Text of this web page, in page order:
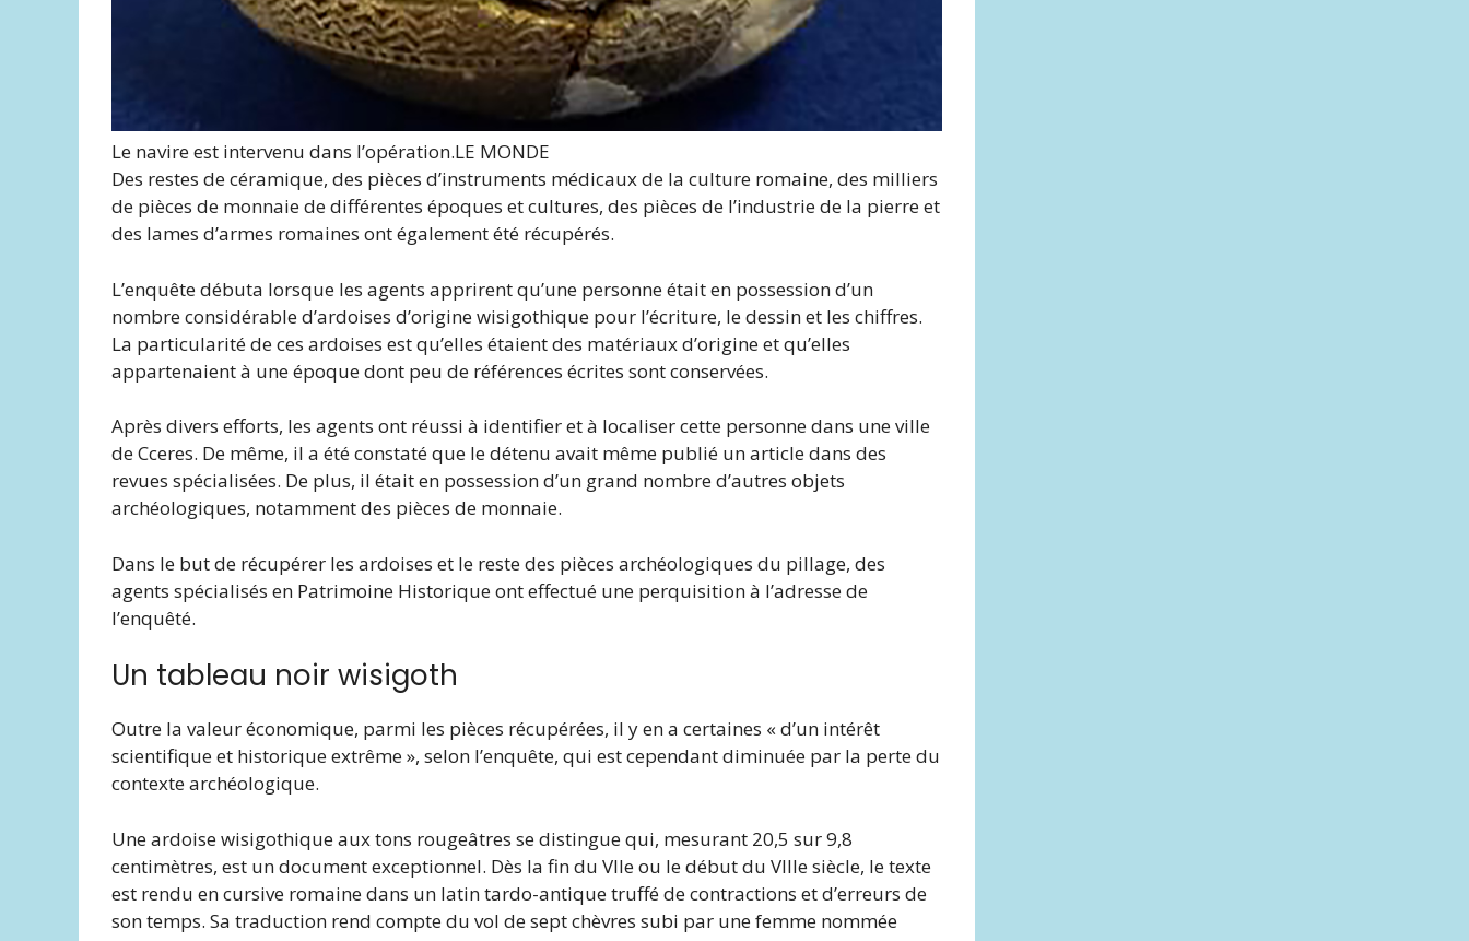
Le navire est intervenu dans l’opération.LE MONDE
Des restes de céramique, des pièces d’instruments médicaux de la culture romaine, des milliers
de pièces de monnaie de différentes époques et cultures, des pièces de l’industrie de la pierre et
des lames d’armes romaines ont également été récupérés.
L’enquête débuta lorsque les agents apprirent qu’une personne était en possession d’un
nombre considérable d’ardoises d’origine wisigothique pour l’écriture, le dessin et les chiffres.
La particularité de ces ardoises est qu’elles étaient des matériaux d’origine et qu’elles
appartenaient à une époque dont peu de références écrites sont conservées.
Après divers efforts, les agents ont réussi à identifier et à localiser cette personne dans une ville
de Cceres. De même, il a été constaté que le détenu avait même publié un article dans des
revues spécialisées. De plus, il était en possession d’un grand nombre d’autres objets
archéologiques, notamment des pièces de monnaie.
Dans le but de récupérer les ardoises et le reste des pièces archéologiques du pillage, des
agents spécialisés en Patrimoine Historique ont effectué une perquisition à l’adresse de
l’enquêté.
Un tableau noir wisigoth
Outre la valeur économique, parmi les pièces récupérées, il y en a certaines « d’un intérêt
scientifique et historique extrême », selon l’enquête, qui est cependant diminuée par la perte du
contexte archéologique.
Une ardoise wisigothique aux tons rougeâtres se distingue qui, mesurant 20,5 sur 9,8
centimètres, est un document exceptionnel. Dès la fin du VIIe ou le début du VIIIe siècle, le texte
est rendu en cursive romaine dans un latin tardo-antique truffé de contractions et d’erreurs de
son temps. Sa traduction rend compte du vol de sept chèvres subi par une femme nommée